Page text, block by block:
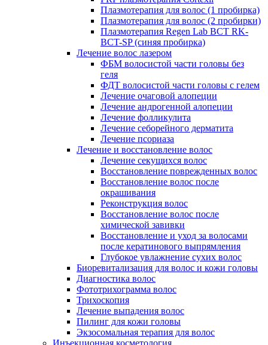
Плазмотерапия для волос (1 пробирка)
Плазмотерапия для волос (2 пробирки)
Плазмотерапия Regen Lab BCT RK-
BCT-SP (синяя пробирка)
Лечение волос лазером
ФБМ волосистой части головы без
геля
ФДТ волосистой части головы с гелем
Лечение очаговой алопеции
Лечение андрогенной алопеции
Лечение фолликулита
Лечение себорейного дерматита
Лечение псориаза
Лечение и восстановление волос
Лечение секущихся волос
Восстановление поврежденных волос
Восстановление волос после
окрашивания
Реконструкция волос
Восстановление волос после
химической завивки
Восстановление и уход за волосами
после кератинового выпрямления
Глубокое увлажнение сухих волос
Биоревитализация для волос и кожи головы
Диагностика волос
Фототрихограмма волос
Трихоскопия
Лечение выпадения волос
Пилинг для кожи головы
Экзосомальная терапия для волос
Инъекционная косметология